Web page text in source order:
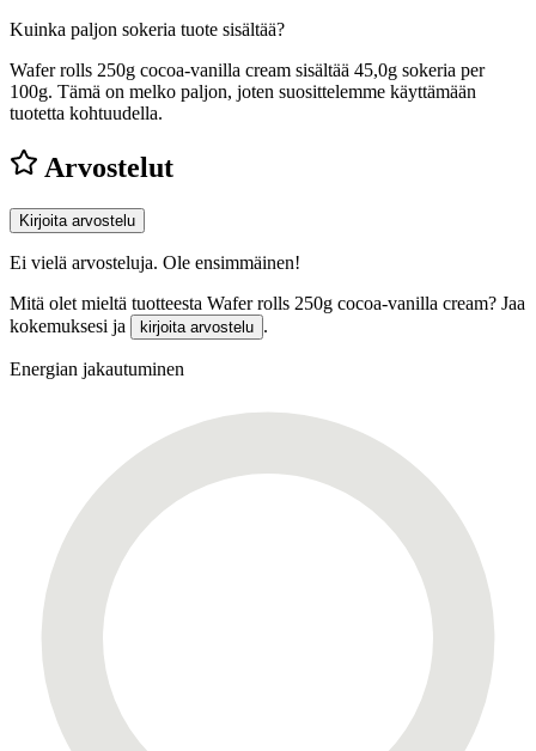
Kuinka paljon sokeria tuote sisältää?
Wafer rolls 250g cocoa-vanilla cream sisältää 45,0g sokeria per
100g. Tämä on melko paljon, joten suosittelemme käyttämään
tuotetta kohtuudella.
Arvostelut
Kirjoita arvostelu
Ei vielä arvosteluja. Ole ensimmäinen!
Mitä olet mieltä tuotteesta Wafer rolls 250g cocoa-vanilla cream? Jaa
kokemuksesi ja
kirjoita arvostelu .
Energian jakautuminen